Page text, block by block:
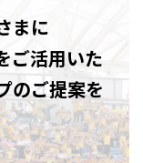
まに
ご活用いた
のご提案を